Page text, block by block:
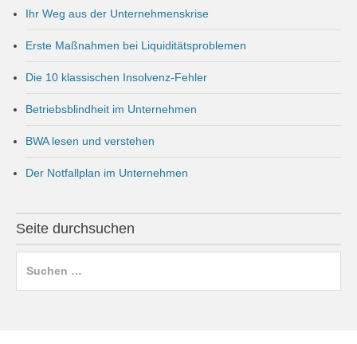
Ihr Weg aus der Unternehmenskrise
Erste Maßnahmen bei Liquiditätsproblemen
Die 10 klassischen Insolvenz-Fehler
Betriebsblindheit im Unternehmen
BWA lesen und verstehen
Der Notfallplan im Unternehmen
Seite durchsuchen
nach: